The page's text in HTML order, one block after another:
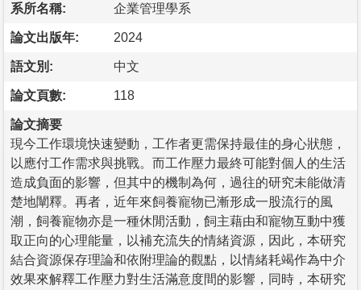
系所名稱: 企業管理學系
論文出版年: 2024
語文別: 中文
論文頁數: 118
論文摘要
現今工作環境快速變動，工作者更需保持最佳的身心狀態，
以應付工作需求與挑戰。而工作壓力最終可能對個人的生活
造成負面的影響，但其中的機制為何，過往的研究未能做清
楚地闡釋。再者，近年來飼養寵物已漸形成一股流行的風
潮，飼養寵物亦是一種休閒活動，飼主藉由和寵物互動中獲
取正向的心理能量，以補充流失的情緒資源，因此，本研究
結合資源保存理論和依附理論的觀點，以情緒耗竭作為中介
效果來解釋工作壓力對生活滿意度間的影響，同時，本研究